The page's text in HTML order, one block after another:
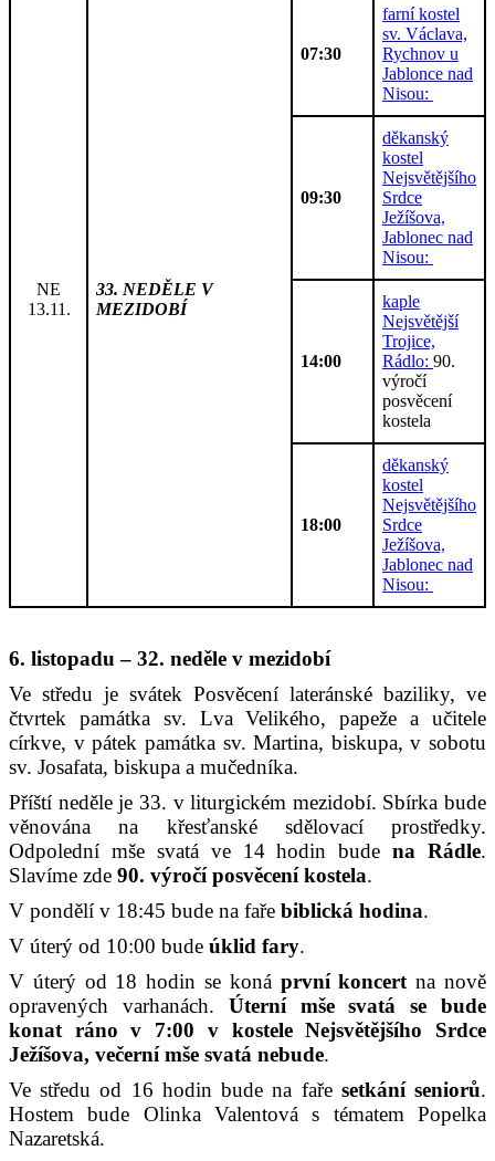
NE
13.11.
33. NEDĚLE V
MEZIDOBÍ
07:30
farní kostel
sv. Václava,
Rychnov u
Jablonce nad
Nisou:
09:30
děkanský
kostel
Nejsvětějšího
Srdce
Ježíšova,
Jablonec nad
Nisou:
14:00
kaple
Nejsvětější
Trojice,
Rádlo: 90.
výročí
posvěcení
kostela
18:00
děkanský
kostel
Nejsvětějšího
Srdce
Ježíšova,
Jablonec nad
Nisou:
6. listopadu – 32. neděle v mezidobí
Ve středu je svátek Posvěcení lateránské baziliky, ve
čtvrtek památka sv. Lva Velikého, papeže a učitele
církve, v pátek památka sv. Martina, biskupa, v sobotu
sv. Josafata, biskupa a mučedníka.
Příští neděle je 33. v liturgickém mezidobí. Sbírka bude
věnována na křesťanské sdělovací prostředky.
Odpolední mše svatá ve 14 hodin budena Rádle.
Slavíme zde 90. výročí posvěcení kostela.
V pondělí v 18:45 bude na faře biblická hodina.
V úterý od 10:00 bude úklid fary.
V úterý od 18 hodin se koná první koncertna nově
opravených varhanách. Úterní mše svatá se bude
konat ráno v 7:00 v kostele Nejsvětějšího Srdce
Ježíšova, večerní mše svatá nebude.
Ve středu od 16 hodin bude na faře setkání seniorů.
Hostem bude Olinka Valentová s tématem Popelka
Nazaretská.